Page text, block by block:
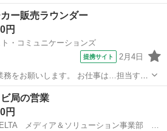
録等をしていただきます！ 初めての方
えてくれるので安心ですよ。 お客様
ー販売ラウンダー
円
・コミュニケーションズ
提携サイト 2月4日
をお願いします。 お仕事は…担当する
の方への商品PRや 売り場のメンテナン
日は店舗での販売応援が中心です♪ ラ
営業
局の営業
円
株式会社DELTA メディア＆ソリューション事業部 九州統括営業部 八代支店